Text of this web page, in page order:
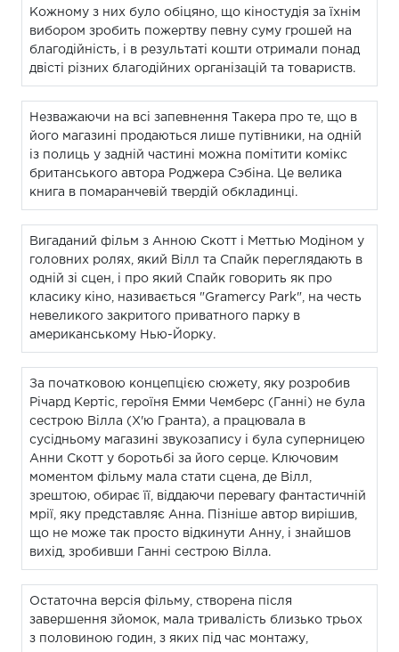
Кожному з них було обіцяно, що кіностудія за їхнім
вибором зробить пожертву певну суму грошей на
благодійність, і в результаті кошти отримали понад
двісті різних благодійних організацій та товариств.
Незважаючи на всі запевнення Такера про те, що в
його магазині продаються лише путівники, на одній
із полиць у задній частині можна помітити комікс
британського автора Роджера Сэбіна. Це велика
книга в помаранчевій твердій обкладинці.
Вигаданий фільм з Анною Скотт і Меттью Модіном у
головних ролях, який Вілл та Спайк переглядають в
одній зі сцен, і про який Спайк говорить як про
класику кіно, називається "Gramercy Park", на честь
невеликого закритого приватного парку в
американському Нью-Йорку.
За початковою концепцією сюжету, яку розробив
Річард Кертіс, героїня Емми Чемберс (Ганні) не була
сестрою Вілла (Х'ю Гранта), а працювала в
сусідньому магазині звукозапису і була суперницею
Анни Скотт у боротьбі за його серце. Ключовим
моментом фільму мала стати сцена, де Вілл,
зрештою, обирає її, віддаючи перевагу фантастичній
мрії, яку представляє Анна. Пізніше автор вирішив,
що не може так просто відкинути Анну, і знайшов
вихід, зробивши Ганні сестрою Вілла.
Остаточна версія фільму, створена після
завершення зйомок, мала тривалість близько трьох
з половиною годин, з яких під час монтажу,